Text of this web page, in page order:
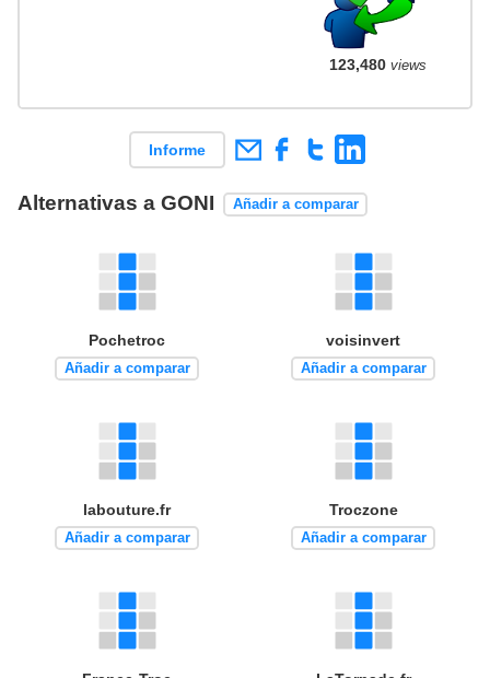
123,480views
Informe
Alternativas a GONI Añadir a comparar
Pochetroc
Añadir a comparar
voisinvert
Añadir a comparar
labouture.fr
Añadir a comparar
Troczone
Añadir a comparar